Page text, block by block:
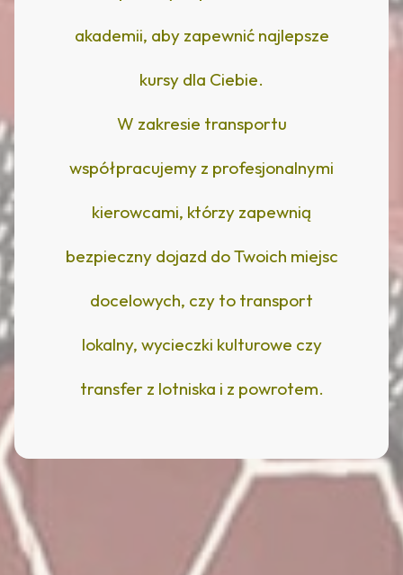
akademii, aby zapewnić najlepsze
kursy dla Ciebie.
W zakresie transportu
współpracujemy z profesjonalnymi
kierowcami, którzy zapewnią
bezpieczny dojazd do Twoich miejsc
docelowych, czy to transport
lokalny, wycieczki kulturowe czy
transfer z lotniska i z powrotem.